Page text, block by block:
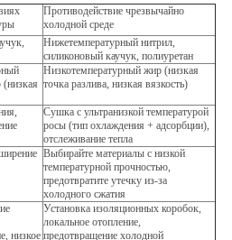
Противодействие чрезвычайно
холодной среде
Нижетемпературный нитрил,
силиконовый каучук, полиуретан
(низкая
Низкотемпературный жир (низкая
точка разлива, низкая вязкость)
Сушка с ультранизкой температурой
росы (тип охлаждения + адсорбции),
отслеживание тепла
Выбирайте материалы с низкой
температурной прочностью,
предотвратите утечку из-за
холодного сжатия
низкое
Установка изоляционных коробок,
локальное отопление,
предотвращение холодной